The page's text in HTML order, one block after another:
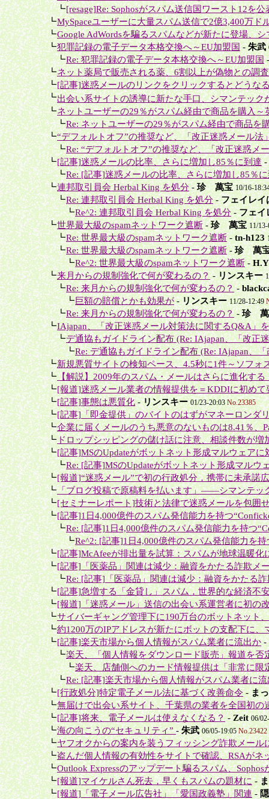
＋＋┗[resage]Re: Sophosがスパム送信国ワースト12を
＋┗MySpaceユーザーに大量スパム送信で2億3,400万ド
＋┗Google AdWordsを騙るスパムなどが新たに登場、
＋┗犯罪記録の電子データ本格交換へ～EU加盟国-朱武
＋＋┗Re: 犯罪記録の電子データ本格交換へ～EU加盟国
＋┗ネット薬局で販売される薬、6割以上が偽物との調
＋┗[記事]迷惑メールのリンクをクリックするとどうな
＋┗出会い系サイトの誘導に新たな手口、シマンテック
＋┗ネットユーザーの29％がスパム経由で商品を購入～
＋＋┗Re: ネットユーザーの29％がスパム経由で商品を
＋┗“デフォルトオフ”の推奨など、「改正迷惑メール法
＋＋┗Re: “デフォルトオフ”の推奨など、「改正迷惑メ
＋┗[記事]迷惑メールの比率、さらに増加し85％に到達-
＋＋┗Re: [記事]迷惑メールの比率、さらに増加し85％
＋┗連邦取引員会 Herbal King を処分-珍 萬宝 10/16-
＋＋┗Re: 連邦取引員会 Herbal King を処分-フェイレイ
＋＋＋┗Re^2: 連邦取引員会 Herbal King を処分-フェイ
＋┗世界最大級のspamネットワーク遮断-珍 萬宝 11/
＋＋┗Re: 世界最大級のspamネットワーク遮断-tn-h123
＋＋┗Re: 世界最大級のspamネットワーク遮断-珍 萬
＋＋＋┗Re^2: 世界最大級のspamネットワーク遮断-H.Y
＋┗来月からの規制強化で何が変わるの？-リンスキー
＋＋┗Re: 来月からの規制強化で何が変わるの？-
＋＋＋┗巨額の賠償とかも効果が-リンスキー11/28-12:49
＋＋┗Re: 来月からの規制強化で何が変わるの？-珍 萬
＋┗IAjapan、「改正迷惑メール対策法に関するQ&A」
＋＋┗デ通協もガイドライン配布 (Re: IAjapan、「改正
＋＋＋┗Re: デ通協もガイドライン配布 (Re: IAjapan、
＋┗新規悪質サイトの検知ペース、4.5秒に1件～ソフォ
＋┗【解説】2009年のスパム・メールはさらに進化する
＋┗[報道]迷惑メール業者の情報提供を＝KDDIに初めて
＋┗[記事]事態は悪質化-リンスキー 01/23-20:03No.23385
＋┗[記事]「即金提供」のバイトのはずがマネーロンダ
＋┗企業に届くメールのうち悪意のないものは8.41％、
＋┗ドロップシッピングの儲け話に注意、相談件数が増
＋┗[記事]MSのUpdateがボットネット形成マルウェアに
＋＋┗Re: [記事]MSのUpdateがボットネット形成マルウ
＋┗[報道]“迷惑メール”で初の行政処分，携帯に未承諾
＋┗「ブログ投稿で原稿料を払います」――シマンテッ
＋┗[セミナーレポート]技術と法律で迷惑メールを包囲
＋┗[記事]1日4,000億件のスパム発信能力を持つ
＋＋┗Re: [記事]1日4,000億件のスパム発信能力を持つ
＋＋＋┗Re^2: [記事]1日4,000億件のスパム発信能力を持
＋┗[記事]McAfeeが排出量を試算：スパムが地球温暖化
＋┗[記事]「医薬品」関連は減少：融資をかたる詐欺メ
＋＋┗Re: [記事]「医薬品」関連は減少：融資をかたる
＋┗[記事]急増する「金貸し」スパム，世界的な経済不
＋┗[報道]「迷惑メール」送信の出会い系運営者に初の
＋┗サイバーギャング管理下に190万台のボットネット
＋┗約1200万のIPアドレスが新たにボットの支配下に、
＋┗[記事]楽天市場から個人情報がスパム業者に流出か-
＋＋┗楽天、「個人情報をダウンロード販売」報道を否
＋＋＋┗楽天、店舗側へのカード情報提供は「非常に限
＋＋┗Re: [記事]楽天市場から個人情報がスパム業者に
＋┗[行政処分]特定電子メール法に基づく改善命令-ま
＋┗無届けで出会い系サイト、千葉県の業者を全国初の
＋┗[記事]将来、電子メールは使えなくなる？-Zeit 06/
＋┗海の向こうの“セキュリティ”-朱武 06/05-19:05No.23422
＋┗ヤフオクからの案内を装うフィッシング詐欺メール
＋┗盗んだ個人情報の有効性をサイトで確認、RSAがネ
＋┗Outlook Expressのアップデート騙るスパム、Sophos
＋┗[報道]マイケルさん死去，早くもスパムの題材に-
＋┗[報道]「電子メール広告社」「愛国政義塾」関連-